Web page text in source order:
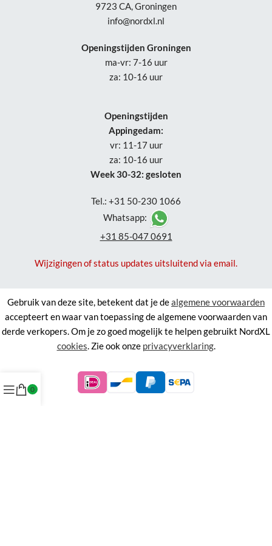
9723 CA, Groningen
info@nordxl.nl
Openingstijden Groningen
ma-vr: 7-16 uur
za: 10-16 uur
Openingstijden
Appingedam:
vr: 11-17 uur
za: 10-16 uur
Week 30-32: gesloten
Tel.: +31 50-230 1066
Whatsapp:
+31 85-047 0691
Wijzigingen of status updates uitsluitend via email.
Gebruik van deze site, betekent dat je dealgemene voorwaarden
accepteert en waar van toepassing de algemene voorwaarden van
derde verkopers. Om je zo goed mogelijk te helpen gebruikt NordXL
cookies. Zie ook onze privacyverklaring.
0